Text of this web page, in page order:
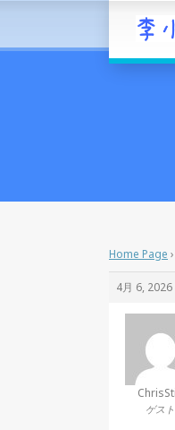
Home Page ›
4月 6,
ゲスト